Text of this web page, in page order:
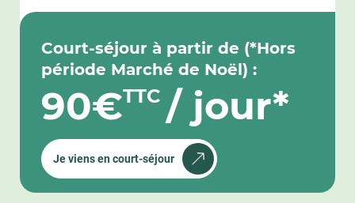
Court-séjour à partir de (*Hors
période Marché de Noël) :
90€TTC / jour*
Je viens en court-séjour